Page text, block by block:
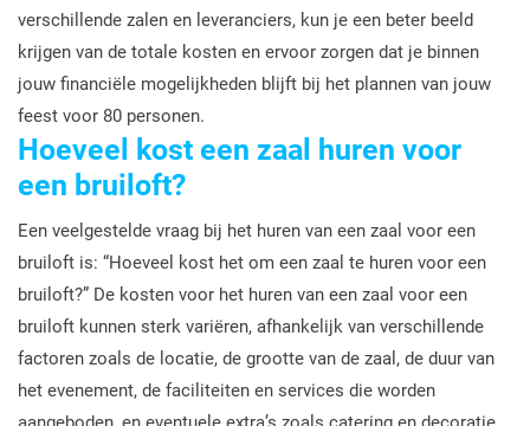
verschillende zalen en leveranciers, kun je een beter beeld
krijgen van de totale kosten en ervoor zorgen dat je binnen
jouw financiële mogelijkheden blijft bij het plannen van jouw
feest voor 80 personen.
Hoeveel kost een zaal huren voor
een bruiloft?
Een veelgestelde vraag bij het huren van een zaal voor een
bruiloft is: “Hoeveel kost het om een zaal te huren voor een
bruiloft?” De kosten voor het huren van een zaal voor een
bruiloft kunnen sterk variëren, afhankelijk van verschillende
factoren zoals de locatie, de grootte van de zaal, de duur van
het evenement, de faciliteiten en services die worden